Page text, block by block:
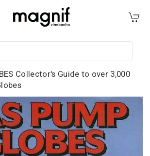
Collector's Guide to over 3,000